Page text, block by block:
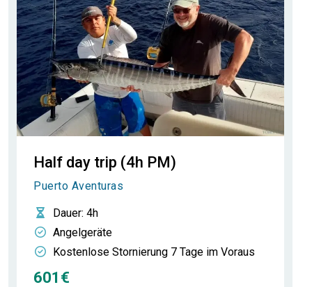
Half day trip (4h PM)
Puerto Aventuras
Dauer: 4h
Angelgeräte
Kostenlose Stornierung 7 Tage im Voraus
601€